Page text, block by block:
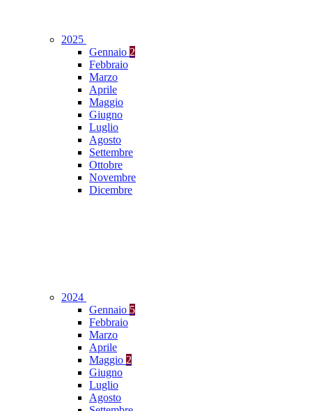
2025
Gennaio 2
Febbraio
Marzo
Aprile
Maggio
Giugno
Luglio
Agosto
Settembre
Ottobre
Novembre
Dicembre
2024
Gennaio 5
Febbraio
Marzo
Aprile
Maggio 2
Giugno
Luglio
Agosto